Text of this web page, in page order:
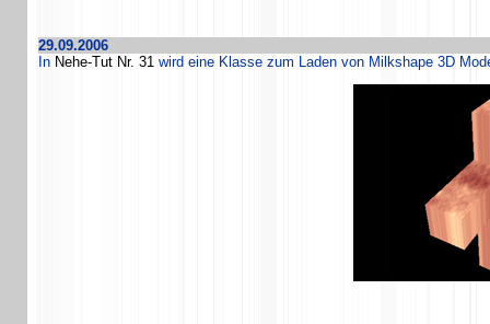
29.09.2006
In Nehe-Tut Nr. 31 wird eine Klasse zum Laden von Milkshape 3D